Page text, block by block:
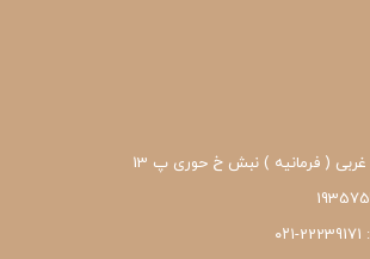
( فرمانیه ) نبش خ حوری پ 13